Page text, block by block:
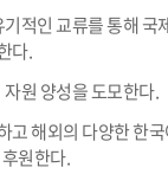
적인 교류를 통해 국
다.
원 양성을 도모한다.
고 해외의 다양한 한
원한다.